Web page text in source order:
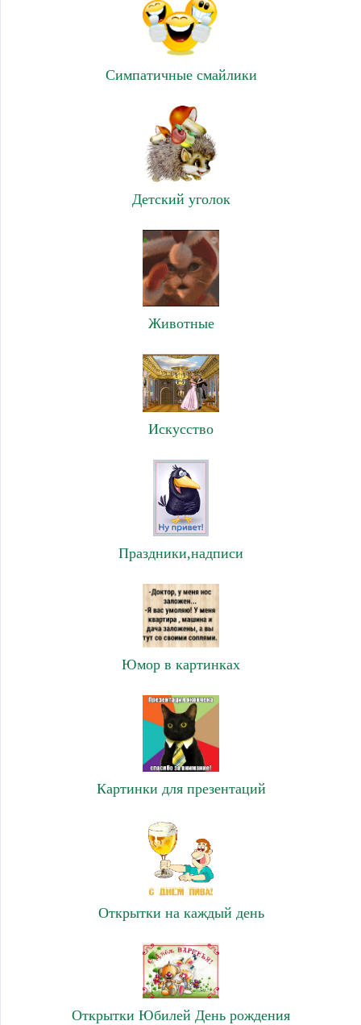
Симпатичные смайлики
Детский уголок
Животные
Искусство
Праздники,надписи
Юмор в картинках
Картинки для презентаций
Открытки на каждый день
Открытки Юбилей День рождения